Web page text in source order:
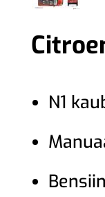
N1